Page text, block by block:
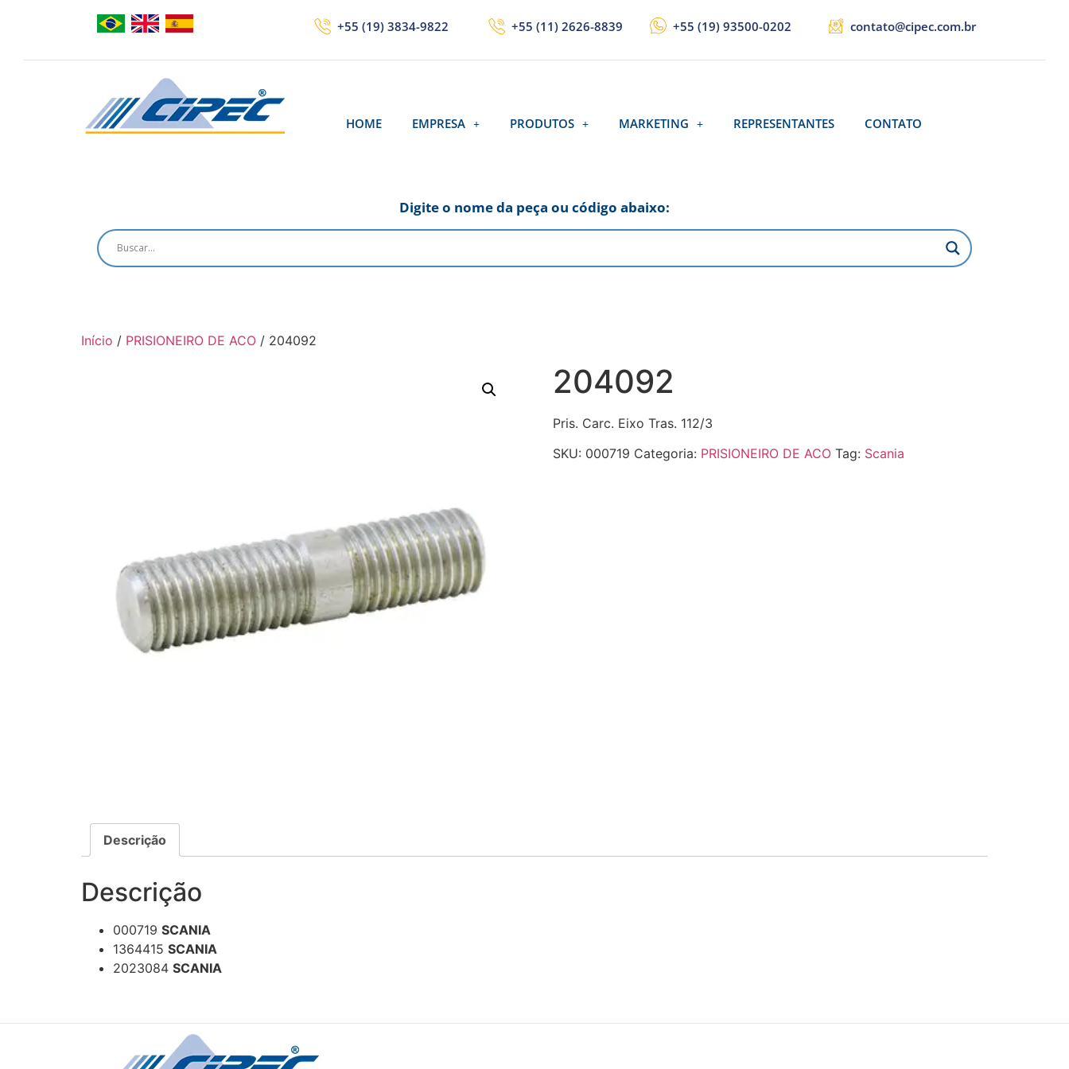
+55 (19) 3834-9822 +55 (11) 2626-8839 +55 (19) 93500-0202 contato@cipec.com.br
HOME EMPRESA PRODUTOS MARKETING REPRESENTANTES CONTATO
Digite o nome da peça ou código abaixo:
Início / PRISIONEIRO DE ACO / 204092
204092
Pris. Carc. Eixo Tras. 112/3
SKU: 000719 Categoria: PRISIONEIRO DE ACO Tag: Scania
Descrição
Descrição
000719 SCANIA
1364415 SCANIA
2023084 SCANIA